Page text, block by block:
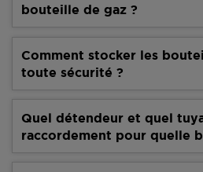
bouteille de gaz ?
Comment stocker les
toute sécurité ?
Quel détendeur et quel
raccordement pour quelle